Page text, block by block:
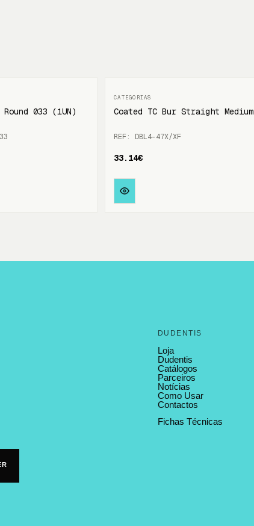
Round 033 (1UN) Coated TC Bur Straight Medium
REF: DBL4-47X/XF
33.14€
DUDENTIS
Loja
Dudentis
Catálogos
Parceiros
Notícias
Como Usar
Contactos
Fichas Técnicas